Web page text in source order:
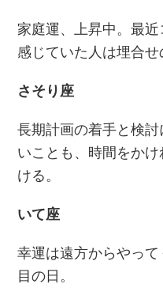
家庭運、上昇中。最
感じていた人は埋合せ
さそり座
長期計画の着手と検
いことも、時間をか
ける。
いて座
幸運は遠方からやっ
目の日。